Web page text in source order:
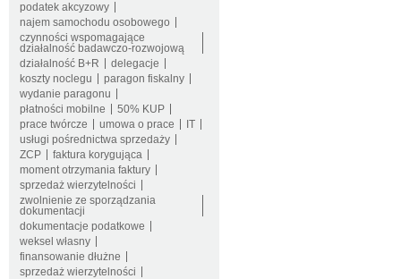
podatek akcyzowy
najem samochodu osobowego
czynności wspomagające
działalność badawczo-rozwojową
działalność B+R
delegacje
koszty noclegu
paragon fiskalny
wydanie paragonu
płatności mobilne
50% KUP
prace twórcze
umowa o prace
IT
usługi pośrednictwa sprzedaży
ZCP
faktura korygująca
moment otrzymania faktury
sprzedaż wierzytelności
zwolnienie ze sporządzania
dokumentacji
dokumentacje podatkowe
weksel własny
finansowanie dłużne
sprzedaż wierzytelności